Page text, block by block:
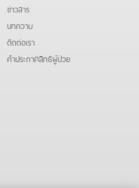
ข่าวสาร
บทความ
ติดต่อเรา
คําประกาศสิทธิผู้ป่วย